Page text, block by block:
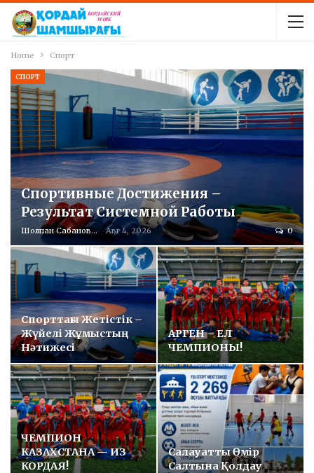
Home Спорт
СПОРТ
Спортивные Достижения –
Результат Системной Работы
Шолпан Сабанова Авг 4, 2026 0
Спорттағы Жетістік –
Жүйелі Жұмыстың
Нәтижесі
АРГЕН – ЕЛ
ЧЕМПИОНЫ!
ЧЕМПИОН
КАЗАХСТАНА — ИЗ
КОРДАЯ!
Салауатты Өмір
Салтына Қолдау